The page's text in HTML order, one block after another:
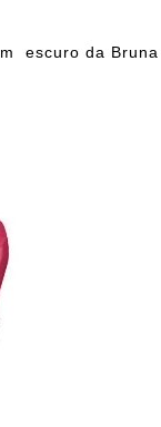
escuro da Bruna